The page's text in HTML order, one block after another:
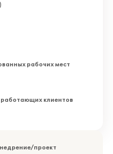
рабочих мест
клиентов
проект